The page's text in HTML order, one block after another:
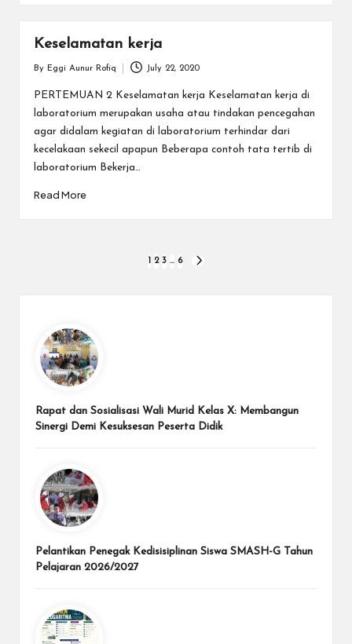
Keselamatan kerja
Posted
by
By Eggi Aunur Rofiq July 22, 2020
PERTEMUAN 2 Keselamatan kerja Keselamatan kerja di
laboratorium merupakan usaha atau tindakan pencegahan
agar didalam kegiatan di laboratorium terhindar dari
kecelakaan sekecil apapun Beberapa contoh tata tertib di
laboratorium Bekerja…
Read More
2 3 … 6
Rapat dan Sosialisasi Wali Murid Kelas X: Membangun
Sinergi Demi Kesuksesan Peserta Didik
Pelantikan Penegak Kedisisiplinan Siswa SMASH-G Tahun
Pelajaran 2026/2027